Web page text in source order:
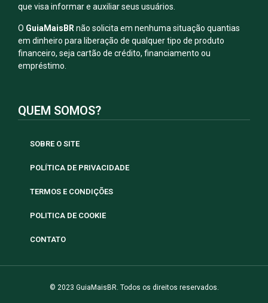
que visa informar e auxiliar seus usuários.
O GuiaMaisBR não solicita em nenhuma situação quantias
em dinheiro para liberação de qualquer tipo de produto
financeiro, seja cartão de crédito, financiamento ou
empréstimo.
QUEM SOMOS?
SOBRE O SITE
POLÍTICA DE PRIVACIDADE
TERMOS E CONDIÇÕES
POLITICA DE COOKIE
CONTATO
© 2023 GuiaMaisBR. Todos os direitos reservados.